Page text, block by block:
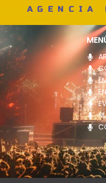
AGENCIA